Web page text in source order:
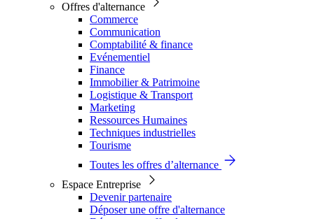
Offres d'alternance
Commerce
Communication
Comptabilité & finance
Evénementiel
Finance
Immobilier & Patrimoine
Logistique & Transport
Marketing
Ressources Humaines
Techniques industrielles
Tourisme
Toutes les offres d’alternance
Espace Entreprise
Devenir partenaire
Déposer une offre d'alternance